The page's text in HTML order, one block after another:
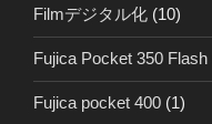
Filmデジタル化 (10)
Fujica Pocket 350 Flash
Fujica pocket 400 (1)